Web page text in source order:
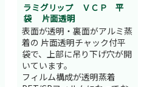
ラミグリップ ＶＣＰ 平
袋 片面透明
表面が透明・裏面がアルミ蒸
着の 片面透明チャック付平
袋で、上部に吊り下げ穴が開
いています。
フィルム構成が透明蒸着